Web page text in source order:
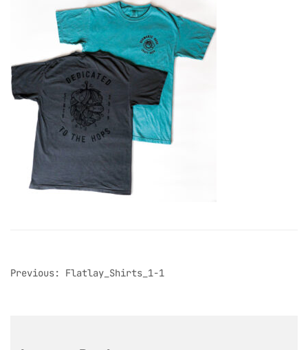
post
Previous: Flatlay_Shirts_1-1